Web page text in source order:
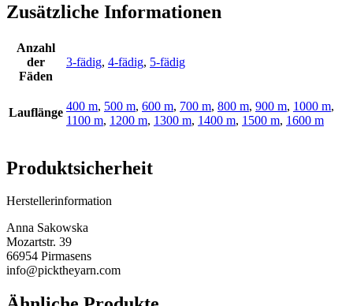
Zusätzliche Informationen
Anzahl
der
Fäden
3-fädig, 4-fädig, 5-fädig
Lauflänge 400 m, 500 m, 600 m, 700 m, 800 m, 900 m, 1000 m,
1100 m, 1200 m, 1300 m, 1400 m, 1500 m, 1600 m
Produktsicherheit
Herstellerinformation
Anna Sakowska
Mozartstr. 39
66954 Pirmasens
info@picktheyarn.com